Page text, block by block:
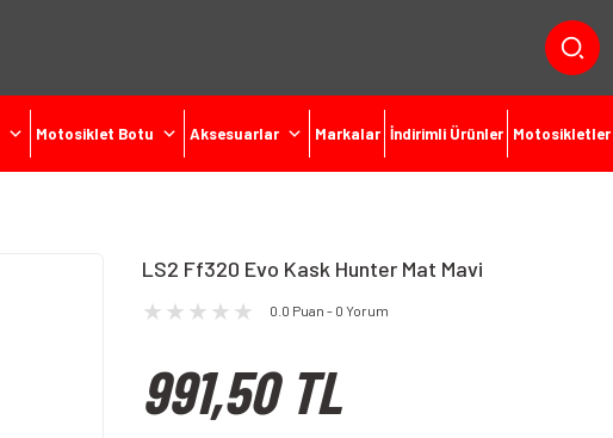
Motosiklet Botu Aksesuarlar Markalar İndirimli Ürünler Motosikletler
LS2 Ff320 Evo Kask Hunter Mat Mavi
0.0 Puan - 0 Yorum
991,50 TL